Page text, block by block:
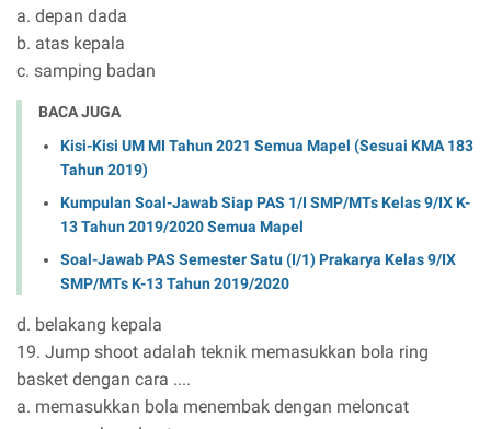
a. depan dada
b. atas kepala
c. samping badan
BACA JUGA
Kisi-Kisi UM MI Tahun 2021 Semua Mapel (Sesuai KMA 183
Tahun 2019)
Kumpulan Soal-Jawab Siap PAS 1/I SMP/MTs Kelas 9/IX K-
13 Tahun 2019/2020 Semua Mapel
Soal-Jawab PAS Semester Satu (I/1) Prakarya Kelas 9/IX
SMP/MTs K-13 Tahun 2019/2020
d. belakang kepala
19. Jump shoot adalah teknik memasukkan bola ring
basket dengan cara ....
a. memasukkan bola menembak dengan meloncat